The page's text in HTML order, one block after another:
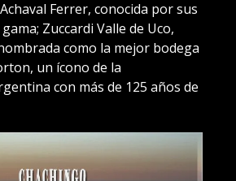
Ferrer, conocida por sus
Zuccardi Valle de Uco,
como la mejor bodega
un ícono de la
con más de 125 años de